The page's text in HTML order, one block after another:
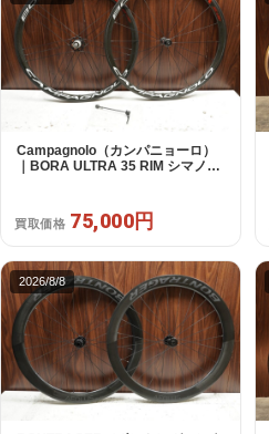
Campagnolo（カンパニョーロ）
｜BORA ULTRA 35 RIM シマノフ
買取価格 75,000円
2026/8/8